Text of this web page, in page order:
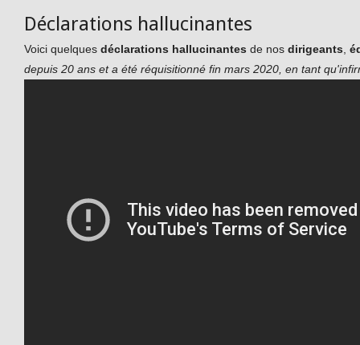
Déclarations hallucinantes
Voici quelques déclarations hallucinantes de nos dirigeants
depuis 20 ans et a été réquisitionné fin mars 2020, en tant